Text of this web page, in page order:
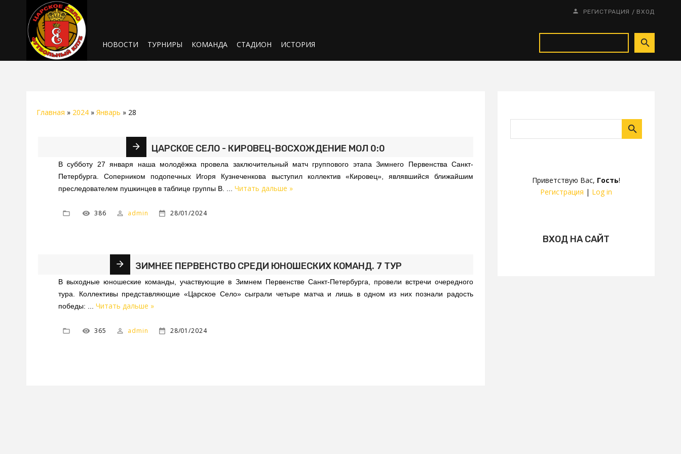
РЕГИСТРАЦИЯ / ВХОД
НОВОСТИ ТУРНИРЫ КОМАНДА СТАДИОН ИСТОРИЯ
Приветствую Вас, Гость!
Регистрация | Log in
ВХОД НА САЙТ
Главная » 2024 » Январь » 28
ЦАРСКОЕ СЕЛО - КИРОВЕЦ-ВОСХОЖДЕНИЕ МОЛ 0:0
В субботу 27 января наша молодёжка провела заключительный матч группового этапа Зимнего Первенства Санкт-
Петербурга. Соперником подопечных Игоря Кузнеченкова выступил коллектив «Кировец», являвшийся ближайшим
преследователем пушкинцев в таблице группы В.
Читать дальше »
386 admin 28/01/2024
ЗИМНЕЕ ПЕРВЕНСТВО СРЕДИ ЮНОШЕСКИХ КОМАНД. 7 ТУР
В выходные юношеские команды, участвующие в Зимнем Первенстве Санкт-Петербурга, провели встречи очередного
тура. Коллективы представляющие «Царское Село» сыграли четыре матча и лишь в одном из них познали радость
победы:
Читать дальше »
365 admin 28/01/2024